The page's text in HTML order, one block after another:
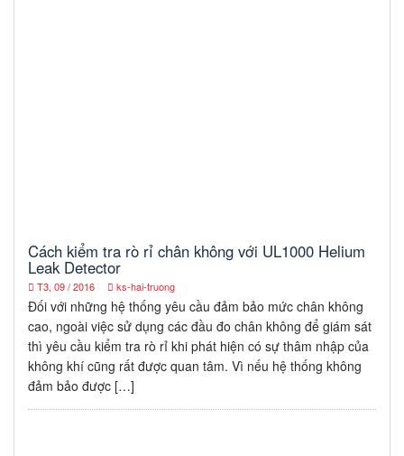
Cách kiểm tra rò rỉ chân không với UL1000 Helium
Leak Detector
T3, 09 / 2016 ks-hai-truong
Đối với những hệ thống yêu cầu đảm bảo mức chân không
cao, ngoài việc sử dụng các đầu đo chân không để giám sát
thì yêu cầu kiểm tra rò rỉ khi phát hiện có sự thâm nhập của
không khí cũng rất được quan tâm. Vì nếu hệ thống không
đảm bảo được […]